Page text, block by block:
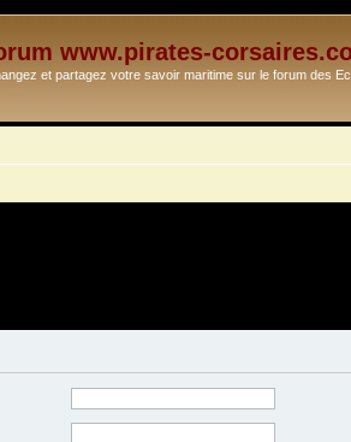
www.pirates-
et partagez votre savoir maritime sur le forum des